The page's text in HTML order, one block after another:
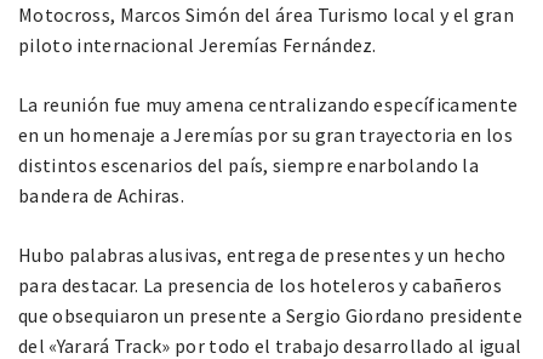
Motocross, Marcos Simón del área Turismo local y el gran
piloto internacional Jeremías Fernández.
La reunión fue muy amena centralizando específicamente
en un homenaje a Jeremías por su gran trayectoria en los
distintos escenarios del país, siempre enarbolando la
bandera de Achiras.
Hubo palabras alusivas, entrega de presentes y un hecho
para destacar. La presencia de los hoteleros y cabañeros
que obsequiaron un presente a Sergio Giordano presidente
del «Yarará Track» por todo el trabajo desarrollado al igual